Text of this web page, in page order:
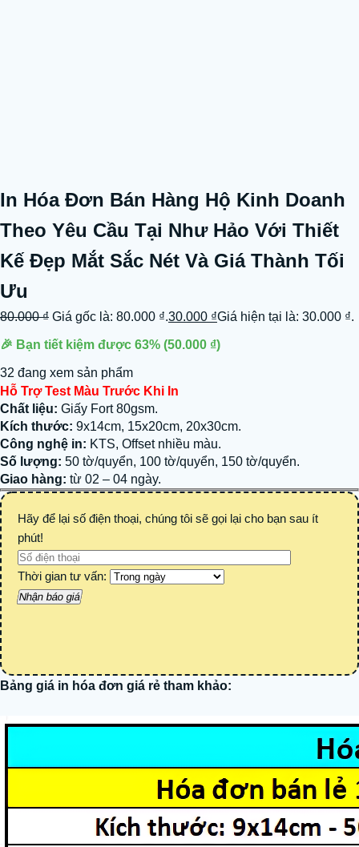
In Hóa Đơn Bán Hàng Hộ Kinh Doanh
Theo Yêu Cầu Tại Như Hảo Với Thiết
Kế Đẹp Mắt Sắc Nét Và Giá Thành Tối
Ưu
80.000₫ Giá gốc là: 80.000 ₫.30.000 ₫Giá hiện tại là: 30.000 ₫.
🎉 Bạn tiết kiệm được 63% (50.000 ₫)
32 đang xem sản phẩm
Hỗ Trợ Test Màu Trước Khi In
Chất liệu: Giấy Fort 80gsm.
Kích thước: 9x14cm, 15x20cm, 20x30cm.
Công nghệ in: KTS, Offset nhiều màu.
Số lượng: 50 tờ/quyển, 100 tờ/quyển, 150 tờ/quyển.
Giao hàng: từ 02 – 04 ngày.
Hãy để lại số điện thoại, chúng tôi sẽ gọi lại cho bạn sau ít
phút!
Thời gian tư vấn:
Bảng giá in hóa đơn giá rẻ tham khảo: